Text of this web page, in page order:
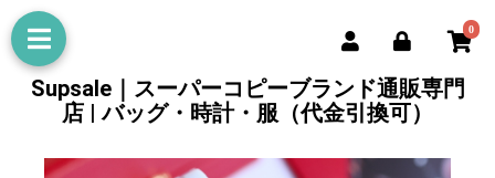
0
Supsale｜スーパーコピーブランド通販専門
店 | バッグ・時計・服（代金引換可）